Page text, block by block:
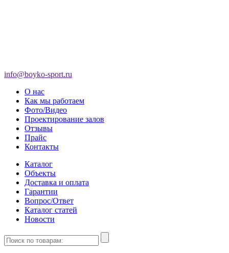
info@boyko-sport.ru
О нас
Как мы работаем
Фото/Видео
Проектирование залов
Отзывы
Прайс
Контакты
Каталог
Объекты
Доставка и оплата
Гарантии
Вопрос/Ответ
Каталог статей
Новости